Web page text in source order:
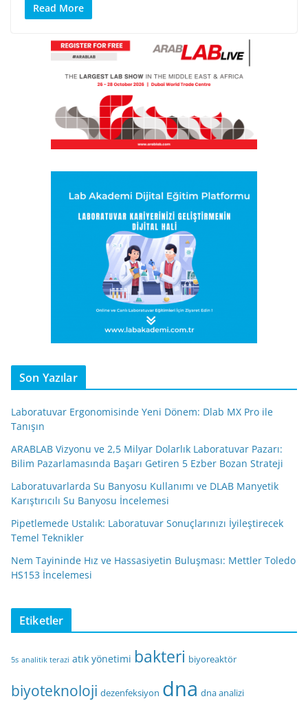
Read More
Son Yazılar
Laboratuvar Ergonomisinde Yeni Dönem: Dlab MX Pro ile
Tanışın
ARABLAB Vizyonu ve 2,5 Milyar Dolarlık Laboratuvar Pazarı:
Bilim Pazarlamasında Başarı Getiren 5 Ezber Bozan Strateji
Laboratuvarlarda Su Banyosu Kullanımı ve DLAB Manyetik
Karıştırıcılı Su Banyosu İncelemesi
Pipetlemede Ustalık: Laboratuvar Sonuçlarınızı İyileştirecek
Temel Teknikler
Nem Tayininde Hız ve Hassasiyetin Buluşması: Mettler Toledo
HS153 İncelemesi
Etiketler
5s analitik terazi atık yönetimi bakteri biyoreaktör
biyoteknoloji dezenfeksiyon dna dna analizi